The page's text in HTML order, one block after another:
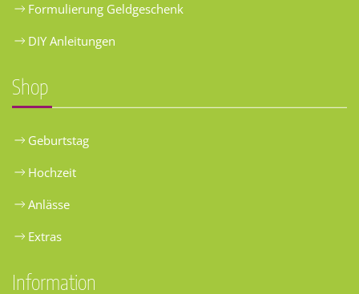
Formulierung Geldgeschenk
DIY Anleitungen
Shop
Geburtstag
Hochzeit
Anlässe
Extras
Information